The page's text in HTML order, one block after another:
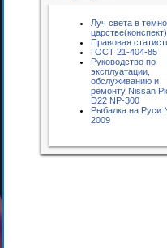
Луч света в
царстве(конспект)
Правовая
ГОСТ 21-404-85
Руководство по
эксплуатации,
обслуживанию и
ремонту Nissan
D22 NP-300
Рыбалка на Руси
2009